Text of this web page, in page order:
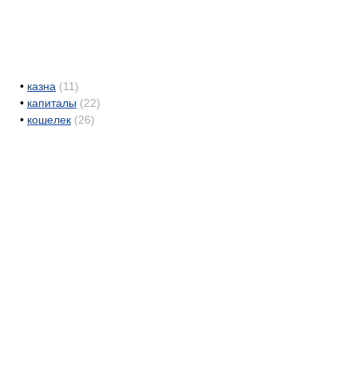
• казна (11)
• капиталы (22)
• кошелек (26)